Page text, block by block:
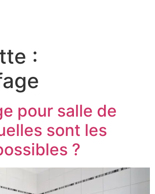
:
pour salle de
sont les
?